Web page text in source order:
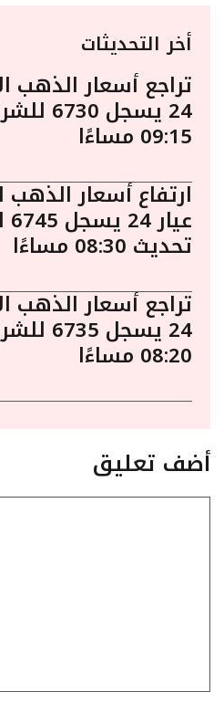
أخر التحديثات
تراجع أسعار الذهب
24
09:15 مساءًا
ارتفاع أسعار
تحديث 08:30 مساءًا
تراجع أسعار الذهب
24
08:20 مساءًا
أضف تعليق